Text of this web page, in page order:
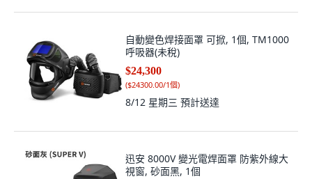
自動變色焊接面罩 可掀, 1個, TM1000
呼吸器(未稅)
$24,300
($24300.00/1個)
8/12 星期三 預計送達
迅安 8000V 變光電焊面罩 防紫外線大
視窗, 砂面黑, 1個